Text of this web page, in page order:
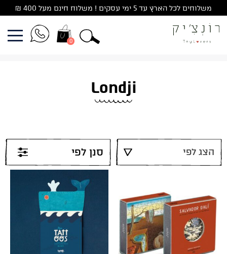
to
content
משלוחים לכל הארץ עד 5 ימי עסקים ! משלוח חינם מעל 400 ₪
0
Londji
סנן לפי